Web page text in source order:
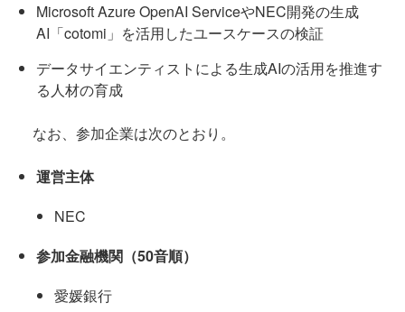
Microsoft Azure OpenAI ServiceやNEC開発の生成
AI「cotomi」を活用したユースケースの検証
データサイエンティストによる生成AIの活用を推進す
る人材の育成
なお、参加企業は次のとおり。
運営主体
NEC
参加金融機関（50音順）
愛媛銀行